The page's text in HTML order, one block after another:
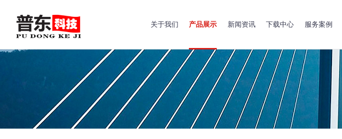
关于我们 产品展示 新闻资讯 下载中心 服务案例